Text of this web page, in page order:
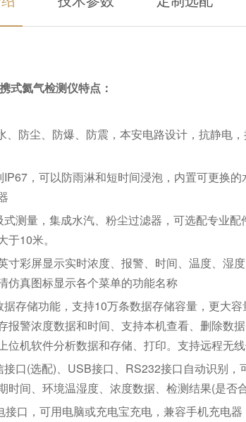
式氦气检测仪特点：
、防尘、防爆、防震，本安电路设计，抗静电
IP67，可以防雨淋和短时间浸泡，内置可更换
测量，集成水汽、粉尘过滤器，可选配专业
于10米。
寸彩屏显示实时浓度、报警、时间、温度、湿
仿真图标显示各个菜单的功能名称
据存储功能，支持10万条数据存储容量，更大
报警浓度数据和时间、支持本机查看、删除数
位机软件分析数据和存储、打印。支持远程无
接口(选配)、USB接口、RS232接口自动识别
时间、环境温湿度、浓度数据、检测结果(是否
接口，可用电脑或充电宝充电，兼容手机充电